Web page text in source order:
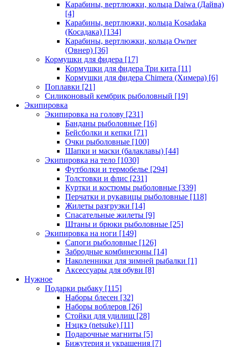
Карабины, вертлюжки, кольца Daiwa (Дайва)
[4]
Карабины, вертлюжки, кольца Kosadaka
(Косадака) [134]
Карабины, вертлюжки, кольца Owner
(Овнер) [36]
Кормушки для фидера [17]
Кормушки для фидера Три кита [11]
Кормушки для фидера Chimera (Химера) [6]
Поплавки [21]
Силиконовый кембрик рыболовный [19]
Экипировка
Экипировка на голову [231]
Банданы рыболовные [16]
Бейсболки и кепки [71]
Очки рыболовные [100]
Шапки и маски (балаклавы) [44]
Экипировка на тело [1030]
Футболки и термобелье [294]
Толстовки и флис [231]
Куртки и костюмы рыболовные [339]
Перчатки и рукавицы рыболовные [118]
Жилеты разгрузки [14]
Спасательные жилеты [9]
Штаны и брюки рыболовные [25]
Экипировка на ноги [149]
Сапоги рыболовные [126]
Забродные комбинезоны [14]
Наколенники для зимней рыбалки [1]
Аксессуары для обуви [8]
Нужное
Подарки рыбаку [115]
Наборы блесен [32]
Наборы воблеров [26]
Стойки для удилищ [28]
Нэцкэ (netsuke) [11]
Подарочные магниты [5]
Бижутерия и украшения [7]